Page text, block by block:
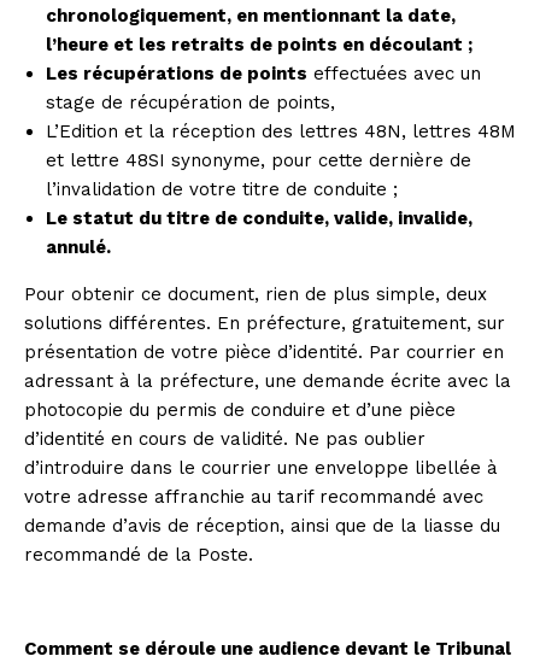
chronologiquement, en mentionnant la date,
l’heure et les retraits de points en découlant ;
Les récupérations de points effectuées avec un
stage de récupération de points,
L’Edition et la réception des lettres 48N, lettres 48M
et lettre 48SI synonyme, pour cette dernière de
l’invalidation de votre titre de conduite ;
Le statut du titre de conduite, valide, invalide,
annulé.
Pour obtenir ce document, rien de plus simple, deux
solutions différentes. En préfecture, gratuitement, sur
présentation de votre pièce d’identité. Par courrier en
adressant à la préfecture, une demande écrite avec la
photocopie du permis de conduire et d’une pièce
d’identité en cours de validité. Ne pas oublier
d’introduire dans le courrier une enveloppe libellée à
votre adresse affranchie au tarif recommandé avec
demande d’avis de réception, ainsi que de la liasse du
recommandé de la Poste.
Comment se déroule une audience devant le Tribunal